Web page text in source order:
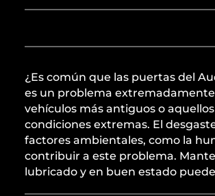
¿Es común que las puertas del
es un problema
vehículos más antiguos o
condiciones extremas. El
factores ambientales, como la
contribuir a este problema.
lubricado y en buen estado